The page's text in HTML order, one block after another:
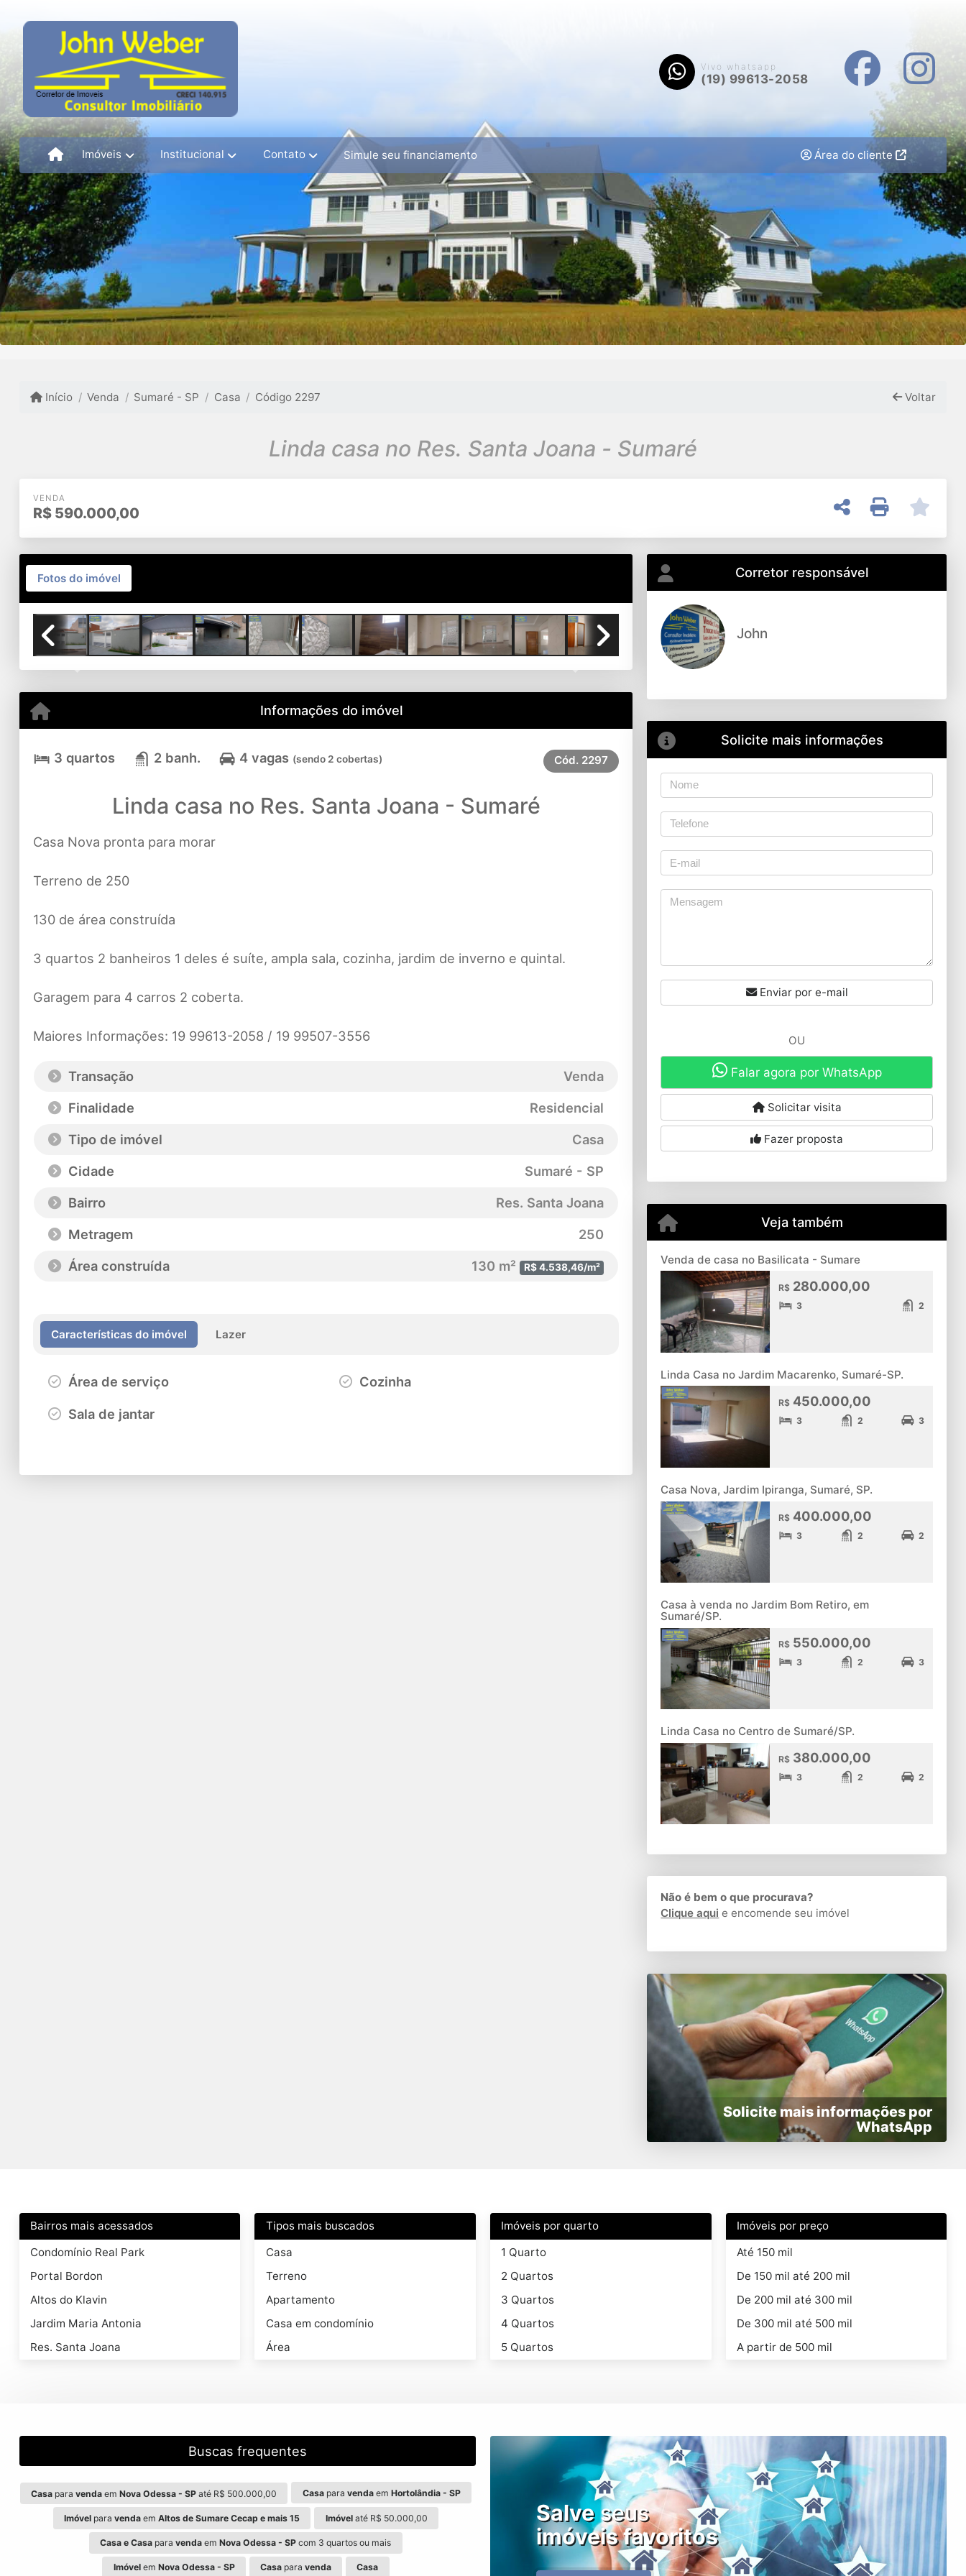
Vivo whatsapp
(19) 99613-2058
Imóveis Institucional Contato Simule seu financiamento Área do cliente
Início Venda Sumaré - SP Casa Código 2297 Voltar
Linda casa no Res. Santa Joana - Sumaré
VENDA
R$590.000,00
Fotos do imóvel
Previous Next
Informações do imóvel
3 quartos 2 banh. 4 vagas (sendo 2 cobertas) Cód. 2297
Linda casa no Res. Santa Joana - Sumaré
Casa Nova pronta para morar
Terreno de 250
130 de área construída
3 quartos 2 banheiros 1 deles é suíte, ampla sala, cozinha, jardim de inverno e quintal.
Garagem para 4 carros 2 coberta.
Maiores Informações: 19 99613-2058 / 19 99507-3556
Transação
Venda
Finalidade
Residencial
Tipo de imóvel
Casa
Cidade
Sumaré - SP
Bairro
Res. Santa Joana
Metragem
250
Área construída
130 m² R$ 4.538,46/m²
Características do imóvel Lazer
Área de serviço Cozinha
Sala de jantar
Corretor responsável
John
Solicite mais informações
Enviar por e-mail
OU
Falar agora por WhatsApp
Solicitar visita
Fazer proposta
Veja também
Venda de casa no Basilicata - Sumare
R$ 280.000,00
3 2
Linda Casa no Jardim Macarenko, Sumaré-SP.
R$ 450.000,00
3 2 3
Casa Nova, Jardim Ipiranga, Sumaré, SP.
R$ 400.000,00
3 2 2
Casa à venda no Jardim Bom Retiro, em
Sumaré/SP.
R$ 550.000,00
3 2 3
Linda Casa no Centro de Sumaré/SP.
R$ 380.000,00
3 2 2
Não é bem o que procurava?
Clique aqui e encomende seu imóvel
Solicite mais informações por
WhatsApp
Bairros mais acessados
Condomínio Real Park
Portal Bordon
Altos do Klavin
Jardim Maria Antonia
Res. Santa Joana
Tipos mais buscados
Casa
Terreno
Apartamento
Casa em condomínio
Área
Imóveis por quarto
1 Quarto
2 Quartos
3 Quartos
4 Quartos
5 Quartos
Imóveis por preço
Até 150 mil
De 150 mil até 200 mil
De 200 mil até 300 mil
De 300 mil até 500 mil
A partir de 500 mil
Buscas frequentes
Casa paravenda emNova Odessa - SP até R$ 500.000,00 Casapara vendaem Hortolândia - SP
Imóvel paravenda emAltos de Sumare Cecap e mais 15 Imóvelaté R$ 50.000,00
Casa e Casa paravenda emNova Odessa - SP com 3 quartos ou mais
Imóvelem Nova Odessa - SP Casapara venda Casa
Salveseus
imóveis favoritos